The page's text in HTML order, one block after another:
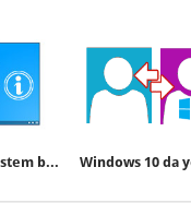
Windows 10 sistem bilgisinde isminiz yazssın